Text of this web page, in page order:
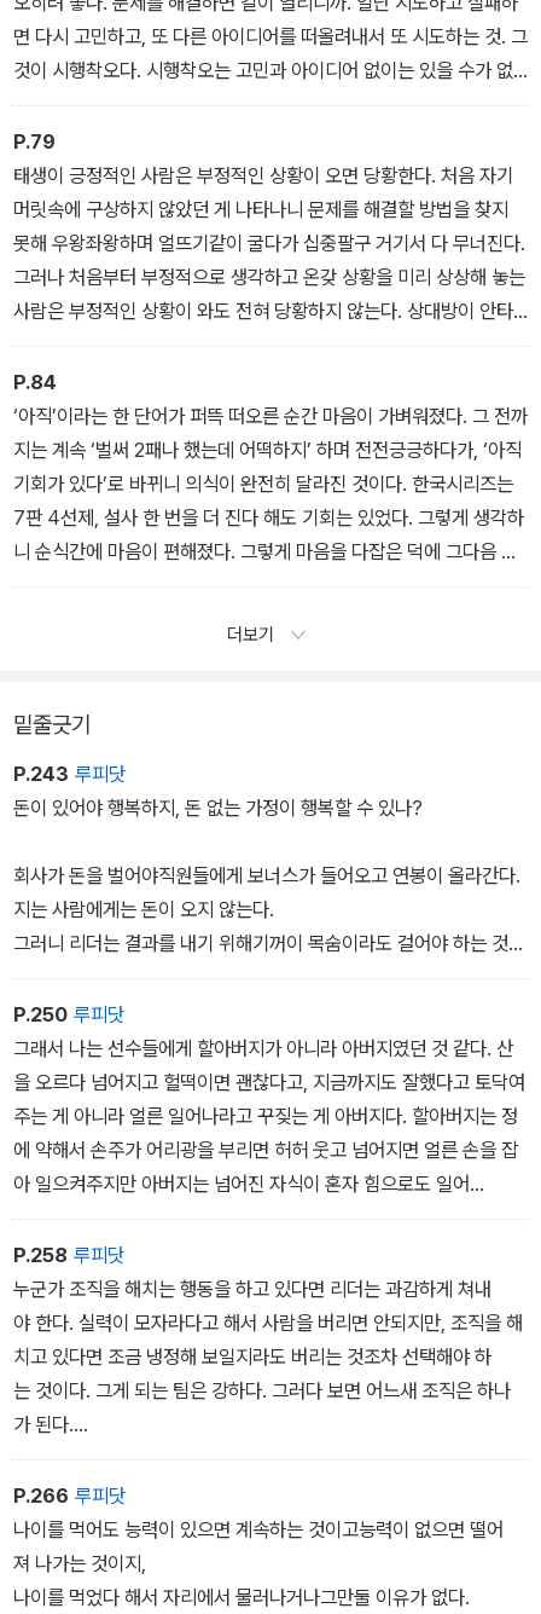
면 다시 고민하고, 또 다른 아이디어를 떠올려내서 또 시도하는 것. 그
것이 시행착오다. 시행착오는 고민과 아이디어 없이는 있을 수가 없
다. 즉 시행착오 뒤에는 수없이 거듭하고 반복한 고민, 생각, 도전이
있다. 그러니 시행착오가 많은 인생이야말로 베스트인 인생 아니겠는
가.
- 1장 ‘이겨내기 위한 의식’
P.79
태생이 긍정적인 사람은 부정적인 상황이 오면 당황한다. 처음 자기
머릿속에 구상하지 않았던 게 나타나니 문제를 해결할 방법을 찾지
못해 우왕좌왕하며 얼뜨기같이 굴다가 십중팔구 거기서 다 무너진다.
그러나 처음부터 부정적으로 생각하고 온갖 상황을 미리 상상해 놓는
사람은 부정적인 상황이 와도 전혀 당황하지 않는다. 상대방이 안타
를 치든 말든 내 표정이 바뀌지 않는 이유다. 위기가 와도 그냥 왔구
나, 생각한다. 그 순간 당황하는 대신 방법을 찾으려고 애쓴다.
- 2장 ‘나는 비관적인 낙천주의자’
P.84
‘아직’이라는 한 단어가 퍼뜩 떠오른 순간 마음이 가벼워졌다. 그 전까
지는 계속 ‘벌써 2패나 했는데 어떡하지’ 하며 전전긍긍하다가, ‘아직
기회가 있다’로 바뀌니 의식이 완전히 달라진 것이다. 한국시리즈는
7판 4선제, 설사 한 번을 더 진다 해도 기회는 있었다. 그렇게 생각하
니 순식간에 마음이 편해졌다. 그렇게 마음을 다잡은 덕에 그다음 시
합부터 내리 이겨서 우승할 수 있었다. 나는 이 우승에는 ‘아직’이라는
는 것, 과거를 버리는 것.
더보기
밑줄긋기
P.243 루피닷
돈이 있어야 행복하지, 돈 없는 가정이 행복할 수 있나?
회사가 돈을 벌어야직원들에게 보너스가 들어오고 연봉이 올라간다.
지는 사람에게는 돈이 오지 않는다.
그러니 리더는 결과를 내기 위해기꺼이 목숨이라도 걸어야 하는 것이
다.
P.250 루피닷
그래서 나는 선수들에게 할아버지가 아니라 아버지였던 것 같다. 산
을 오르다 넘어지고 헐떡이면 괜찮다고, 지금까지도 잘했다고 토닥여
주는 게 아니라 얼른 일어나라고 꾸짖는 게 아버지다. 할아버지는 정
에 약해서 손주가 어리광을 부리면 허허 웃고 넘어지면 얼른 손을 잡
아 일으켜주지만 아버지는 넘어진 자식이 혼자 힘으로도 일어
설 수 있도록 지켜만보고 있어야 한다. 마음은 아파도 그렇게 해야 자
식이 스스로의 힘으로 일어날 수 있다. 아버지가 없어도 저 혼자 살아
갈 수 있게 키워줘야 한다. 그래서 나는 평생 엄한 아버지이기만 했
던 것 같다.
P.258 루피닷
누군가 조직을 해치는 행동을 하고 있다면 리더는 과감하게 쳐내
야 한다. 실력이 모자라다고 해서 사람을 버리면 안되지만, 조직을 해
치고 있다면 조금 냉정해 보일지라도 버리는 것조차 선택해야 하
는 것이다. 그게 되는 팀은 강하다. 그러다 보면 어느새 조직은 하나
가 된다.
강한 선수라고 해서 무슨 짓을 하든 놔두면 조직은 언제 무너져도 무
너지게 되어 있다. 그런데 지금 우리나라에서제일 못하고 있는 것
이 이런 결단이다. 결단을 못 내린다는것은 곧 자기가 책임지지 않으
려고 한다는 뜻이다. 그게 지금사회의 현실이다. 그러다 보면 조직
이 아니라 한 사람 한 사람의 목소리가 커지며 조직이 하나로 모이
P.266 루피닷
나이를 먹어도 능력이 있으면 계속하는 것이고능력이 없으면 떨어
져 나가는 것이지,
나이를 먹었다 해서 자리에서 물러나거나그만둘 이유가 없다.